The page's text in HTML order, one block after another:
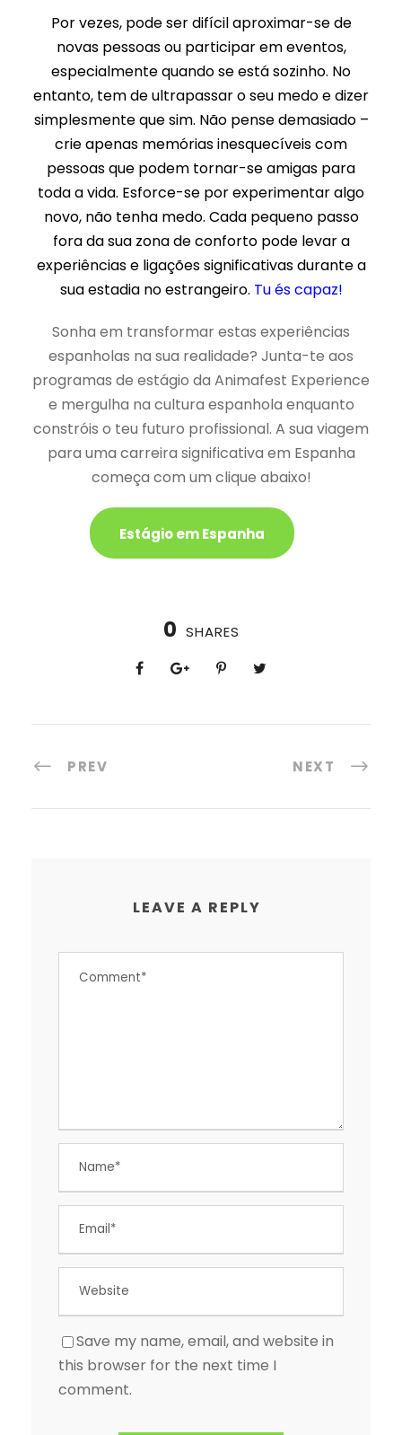
Por vezes, pode ser difícil aproximar-se de
novas pessoas ou participar em eventos,
especialmente quando se está sozinho. No
entanto, tem de ultrapassar o seu medo e dizer
simplesmente que sim. Não pense demasiado –
crie apenas memórias inesquecíveis com
pessoas que podem tornar-se amigas para
toda a vida. Esforce-se por experimentar algo
novo, não tenha medo. Cada pequeno passo
fora da sua zona de conforto pode levar a
experiências e ligações significativas durante a
sua estadia no estrangeiro. Tu és capaz!
Sonha em transformar estas experiências
espanholas na sua realidade? Junta-te aos
programas de estágio da Animafest Experience
e mergulha na cultura espanhola enquanto
constróis o teu futuro profissional. A sua viagem
para uma carreira significativa em Espanha
começa com um clique abaixo!
Estágio em Espanha
0 SHARES
PREV NEXT
LEAVE A REPLY
Save my name, email, and website in
this browser for the next time I
comment.